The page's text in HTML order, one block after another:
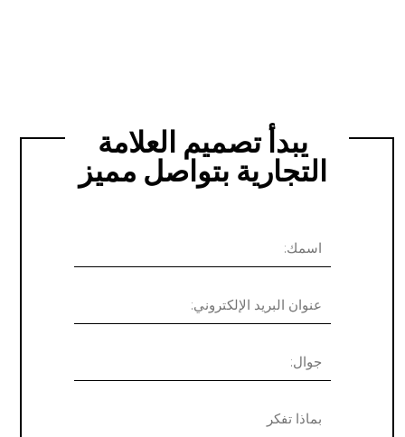
يبدأ تصميم العلامة
التجارية بتواصل مميز